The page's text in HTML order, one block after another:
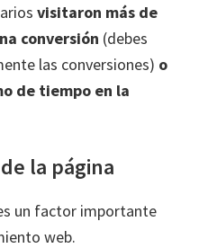
visitaron más de
conversión (debes
las conversiones) o
de tiempo en la
la página
un factor importante
web.